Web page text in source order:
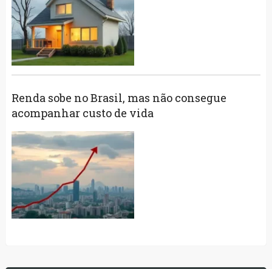
Renda sobe no Brasil, mas não consegue
acompanhar custo de vida